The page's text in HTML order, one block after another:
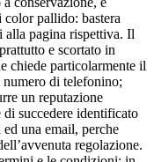
pallido: bastera
alla pagina rispettiva. Il
e scortato in
chiede particolarmente il
di telefonino;
un reputazione
di succedere identificato
una email, perche
regolazione.